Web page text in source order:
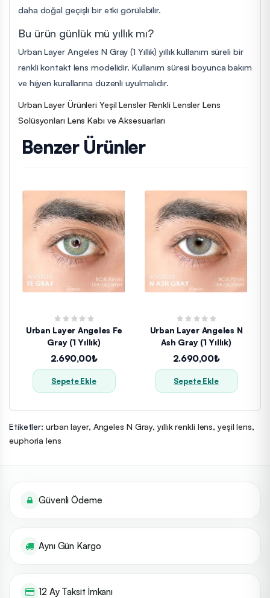
daha doğal geçişli bir etki görülebilir.
Bu ürün günlük mü yıllık mı?
Urban Layer Angeles N Gray (1 Yıllık) yıllık kullanım süreli bir
renkli kontakt lens modelidir. Kullanım süresi boyunca bakım
ve hijyen kurallarına düzenli uyulmalıdır.
Urban Layer Ürünleri Yeşil Lensler Renkli Lensler Lens
Solüsyonları Lens Kabı ve Aksesuarları
Benzer Ürünler
Urban Layer Angeles Fe
Gray (1 Yıllık)
2.690,00₺
Sepete Ekle
Urban Layer Angeles N
Ash Gray (1 Yıllık)
2.690,00₺
Sepete Ekle
Etiketler: urban layer, Angeles N Gray,yıllık renkli lens,yeşil lens,
euphoria lens
Güvenli Ödeme
Aynı Gün Kargo
12 Ay Taksit İmkanı